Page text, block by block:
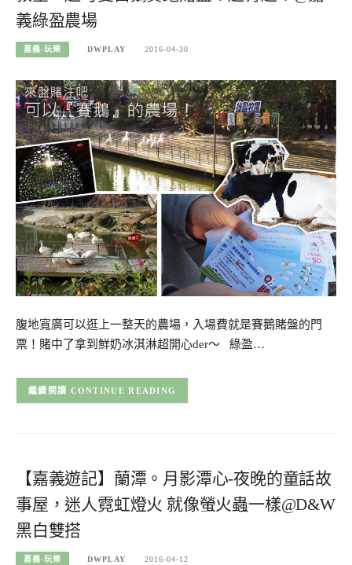
義綠盈農場
嘉義-玩樂 DWPLAY 2016-04-30
腹地寬廣可以逛上一整天的農場，入場費就是賽鵝賭盤的門
票！賭中了拿到鮮奶冰淇淋超開心der～ 綠盈…
CONTINUE READING
【嘉義遊記】蘭潭。月影潭心-夜晚的童話故
事屋，迷人霓虹燈火 就像螢火蟲一樣@D&W
黑白雙搭
嘉義-玩樂 DWPLAY 2016-04-12